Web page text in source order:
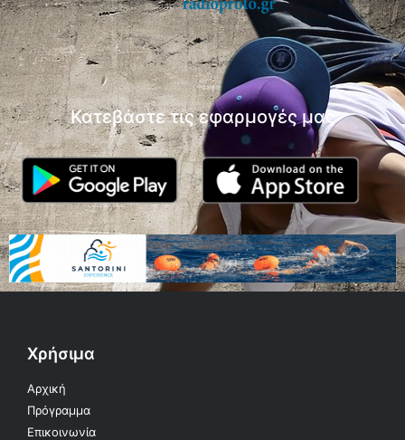
Κατεβάστε τις εφαρμογές μας
Χρήσιμα
Αρχική
Πρόγραμμα
Επικοινωνία